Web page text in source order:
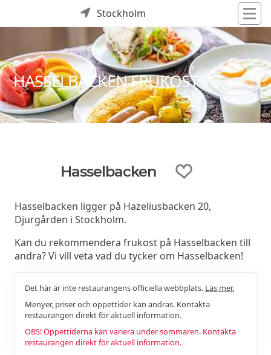
Stockholm
HASSELBACKEN FRUKOST
Hasselbacken
Hasselbacken ligger på Hazeliusbacken 20,
Djurgården i Stockholm.
Kan du rekommendera frukost på Hasselbacken till
andra? Vi vill veta vad du tycker om Hasselbacken!
Det här är inte restaurangens officiella webbplats. Läs mer.
Menyer, priser och öppettider kan ändras. Kontakta
restaurangen direkt för aktuell information.
OBS! Öppettiderna kan variera under sommaren. Kontakta
restaurangen direkt för aktuell information.